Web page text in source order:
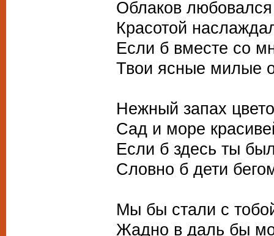
Облаков
Красотой
Если б вместе со
Твои ясные милые
Нежный запах
Сад и море
Если б здесь ты
Словно б дети
Мы бы стали с
Жадно в даль бы